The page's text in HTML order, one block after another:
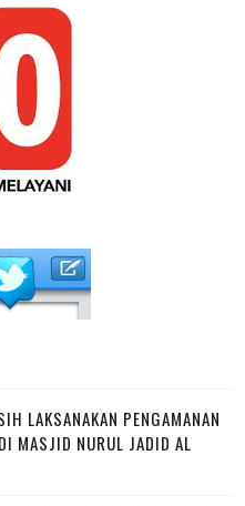
LAKSANAKAN PENGAMANAN
MASJID NURUL JADID AL